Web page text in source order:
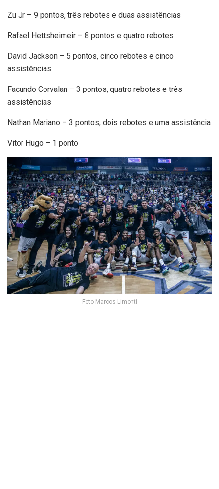
Zu Jr – 9 pontos, três rebotes e duas assistências
Rafael Hettsheimeir – 8 pontos e quatro rebotes
David Jackson – 5 pontos, cinco rebotes e cinco
assistências
Facundo Corvalan – 3 pontos, quatro rebotes e três
assistências
Nathan Mariano – 3 pontos, dois rebotes e uma assistência
Vitor Hugo – 1 ponto
Foto Marcos Limonti